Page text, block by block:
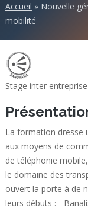
Accueil » Nouvelle
mobilité
Stage inter entreprise
La formation dresse
aux moyens de
de téléphonie
le domaine des
ouvert la porte à de
leurs débuts : -